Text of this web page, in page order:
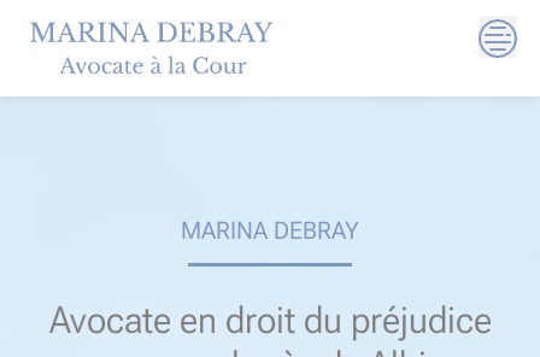
content
MARINA DEBRAY
Avocate en droit du préjudice